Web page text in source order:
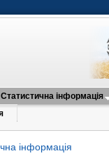
Статистична інформація
інформація